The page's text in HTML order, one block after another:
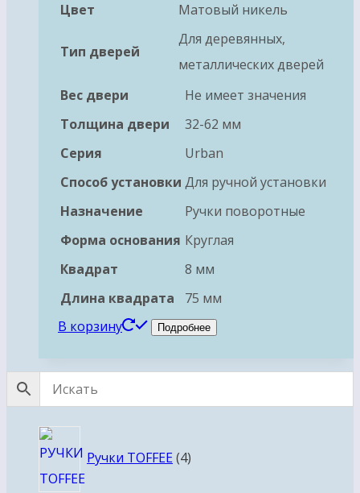
Цвет Матовый никель
Тип дверей
Для деревянных,
металлических дверей
Вес двери
Не имеет значения
Толщина двери
32-62 мм
Серия
Urban
Способ установки Для ручной установки
Назначение
Ручки поворотные
Форма основания Круглая
Квадрат
8 мм
Длина квадрата
75 мм
В корзину
Подробнее
Ручки TOFFEE 4товара